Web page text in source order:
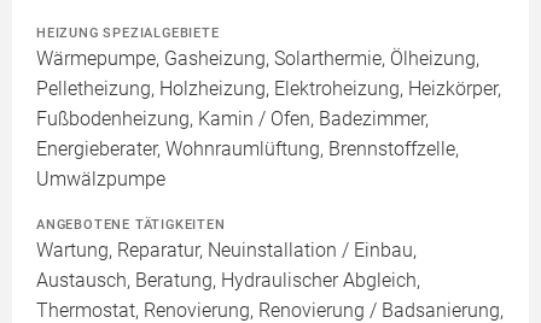
HEIZUNG SPEZIALGEBIETE
Wärmepumpe, Gasheizung, Solarthermie, Ölheizung,
Pelletheizung, Holzheizung, Elektroheizung, Heizkörper,
Fußbodenheizung, Kamin / Ofen, Badezimmer,
Energieberater, Wohnraumlüftung, Brennstoffzelle,
Umwälzpumpe
ANGEBOTENE TÄTIGKEITEN
Wartung, Reparatur, Neuinstallation / Einbau,
Austausch, Beratung, Hydraulischer Abgleich,
Thermostat, Renovierung, Renovierung / Badsanierung,